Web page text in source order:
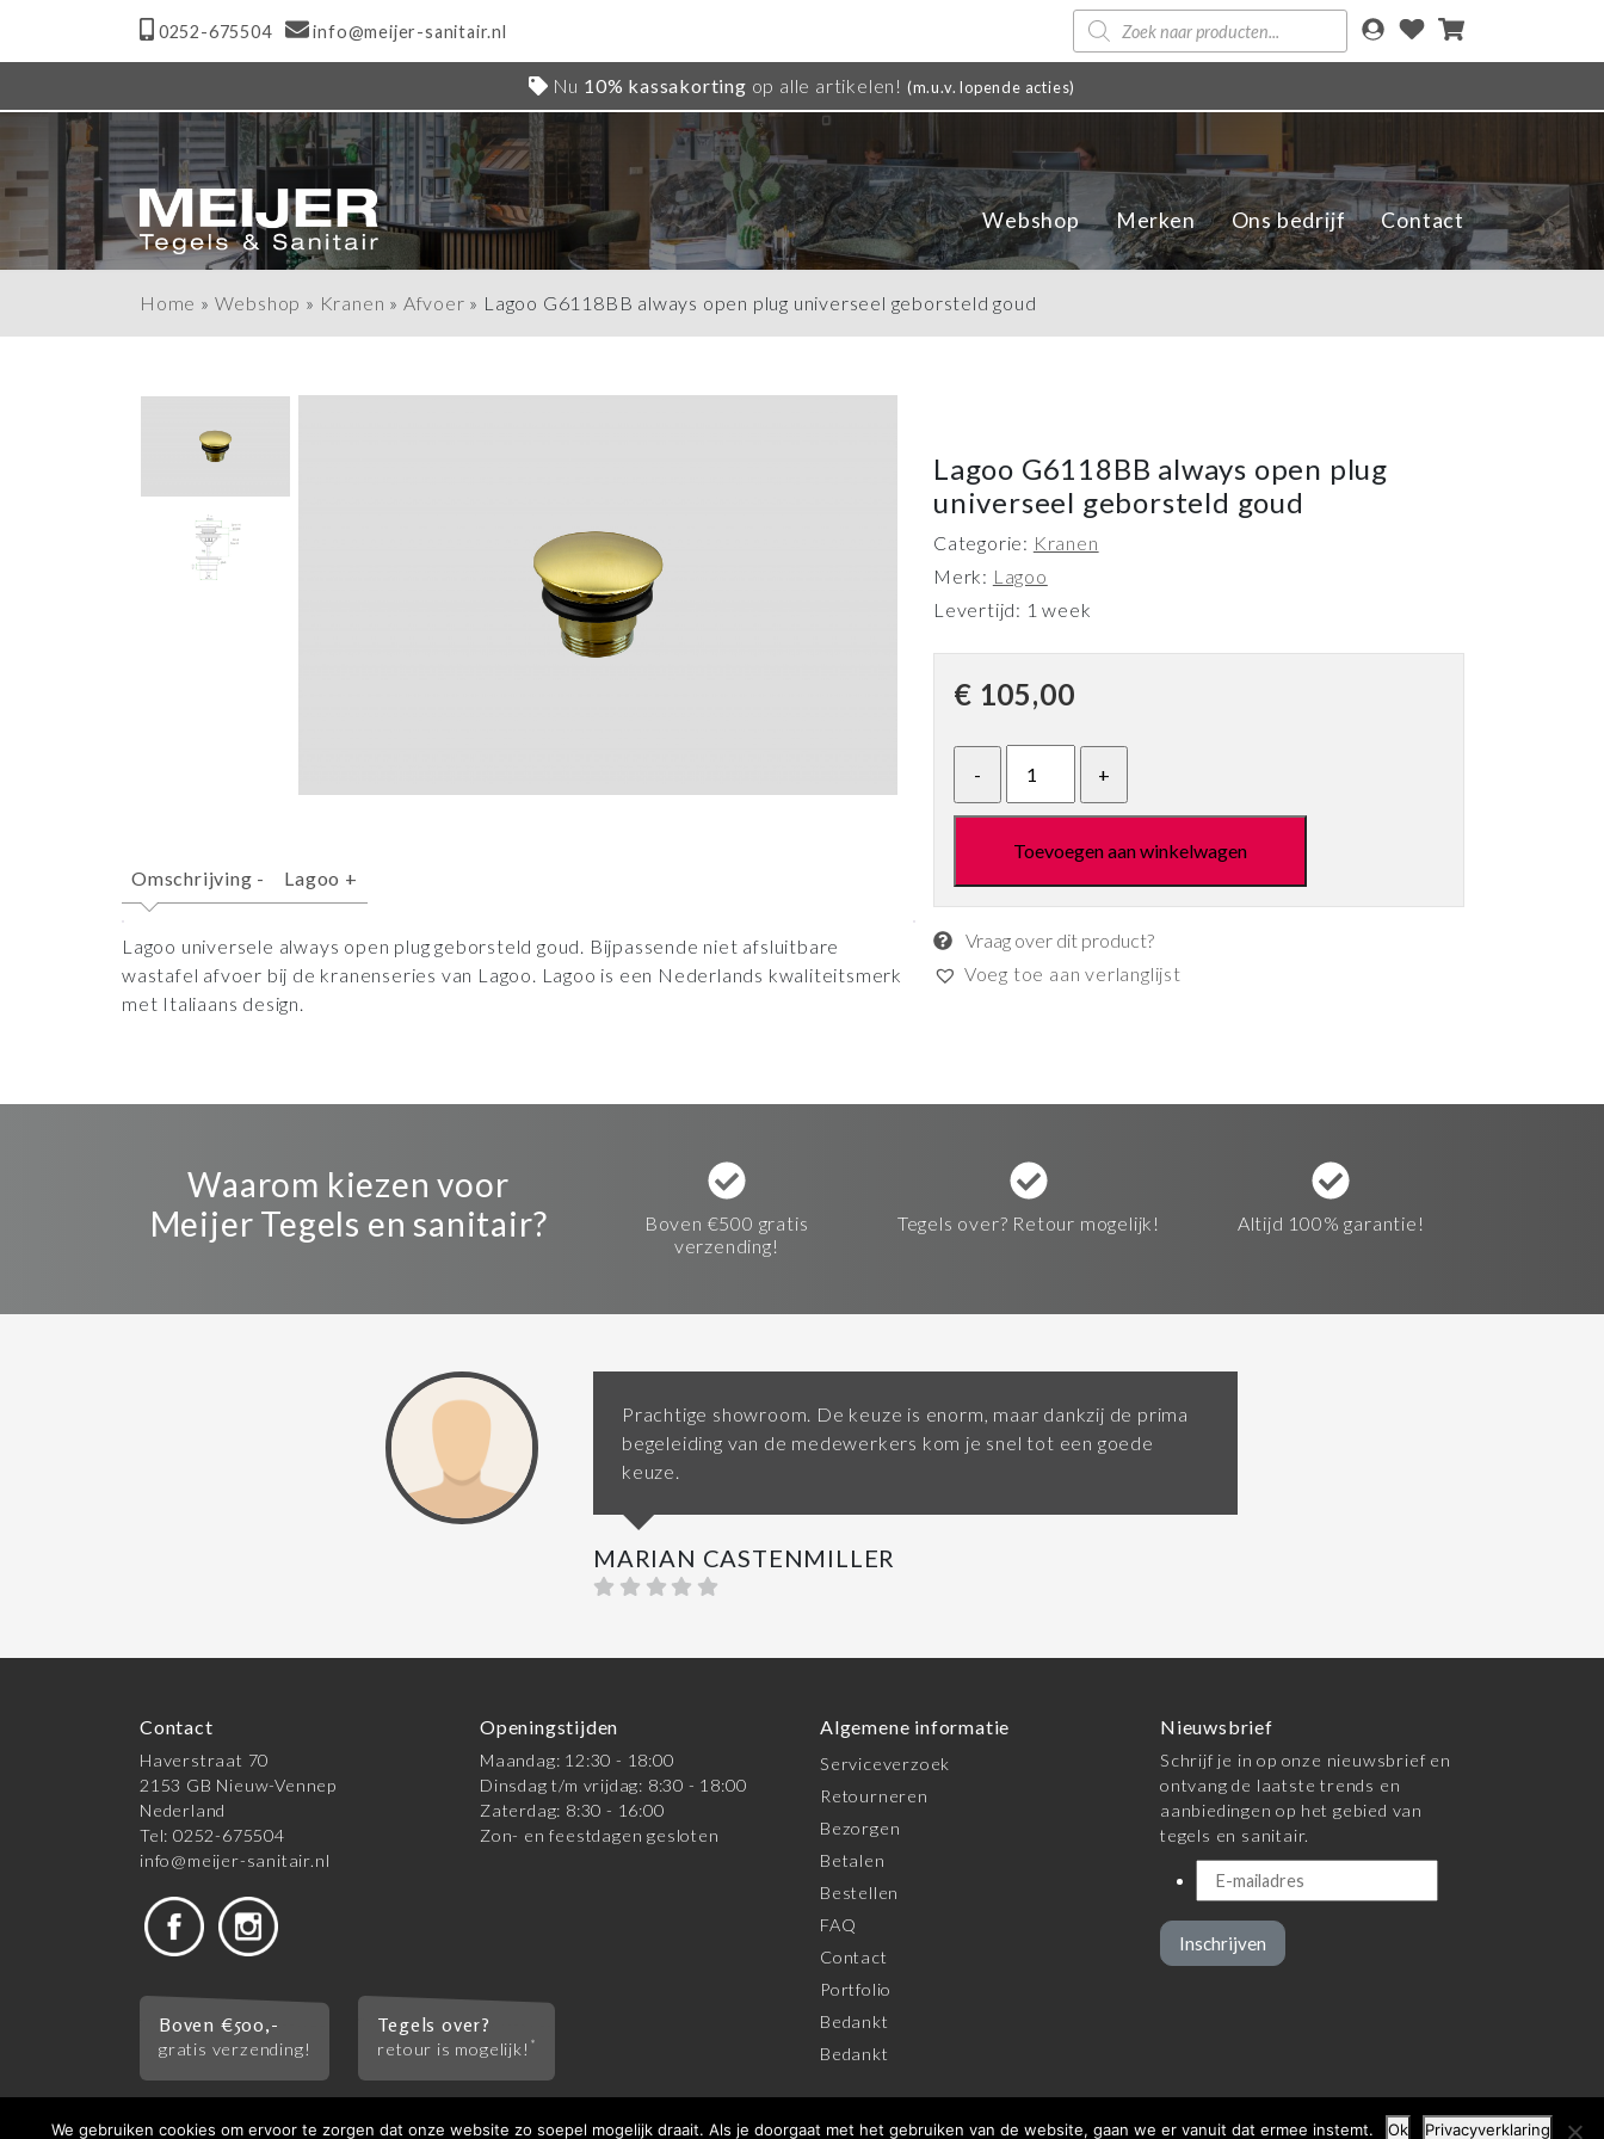
0252-675504 info@meijer-sanitair.nl
Producten
zoeken
Nu 10% kassakorting op alle artikelen! (m.u.v. lopende acties)
Webshop Merken Ons bedrijf Contact
Home » Webshop » Kranen » Afvoer » Lagoo G6118BB always open plug universeel geborsteld goud
Omschrijving - Lagoo +
Lagoo universele always open plug geborsteld goud. Bijpassende niet afsluitbare
wastafel afvoer bij de kranenseries van Lagoo. Lagoo is een Nederlands kwaliteitsmerk
met Italiaans design.
Lagoo G6118BB always open plug
universeel geborsteld goud
Categorie: Kranen
Merk: Lagoo
Levertijd: 1 week
€ 105,00
Toevoegen aan winkelwagen
Vraag over dit product?
Voeg toe aan verlanglijst
Waarom kiezen voor
Meijer Tegels en sanitair?
Boven €500 gratis
verzending!
Tegels over? Retour mogelijk! Altijd 100% garantie!
Prachtige showroom. De keuze is enorm, maar dankzij de prima
begeleiding van de medewerkers kom je snel tot een goede
keuze.
MARIAN CASTENMILLER
Contact
Haverstraat 70
2153 GB Nieuw-Vennep
Nederland
Tel: 0252-675504
info@meijer-sanitair.nl
Openingstijden
Maandag: 12:30 - 18:00
Dinsdag t/m vrijdag: 8:30 - 18:00
Zaterdag: 8:30 - 16:00
Zon- en feestdagen gesloten
Boven €500,-
gratis verzending!
Tegels over?
retour is mogelijk! *
Algemene informatie
Serviceverzoek
Retourneren
Bezorgen
Betalen
Bestellen
FAQ
Contact
Portfolio
Bedankt
Bedankt
Nieuwsbrief
Schrijf je in op onze nieuwsbrief en
ontvang de laatste trends en
aanbiedingen op het gebied van
tegels en sanitair.
Inschrijven
© 2026 Meijer Tegels & Sanitair |Algemene voorwaarden|Privacy
We gebruiken cookies om ervoor te zorgen dat onze website zo soepel mogelijk draait. Als je doorgaat met het gebruiken van de website, gaan we er vanuit dat ermee instemt. Ok Privacyverklaring